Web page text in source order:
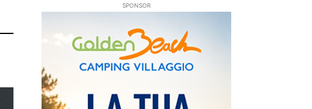
SPONSOR